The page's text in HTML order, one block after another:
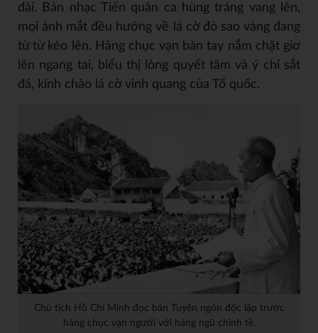
đài. Bản nhạc Tiến quân ca hùng tráng vang lên,
mọi ánh mắt đều hướng về lá cờ đỏ sao vàng đang
từ từ kéo lên. Hàng chục vạn bàn tay nắm chặt giơ
lên ngang tai, biểu thị lòng quyết tâm và ý chí sắt
đá, kính chào lá cờ vinh quang của Tổ quốc.
Chủ tịch Hồ Chí Minh đọc bản Tuyên ngôn độc lập trước
hàng chục vạn người với hàng ngũ chỉnh tề.